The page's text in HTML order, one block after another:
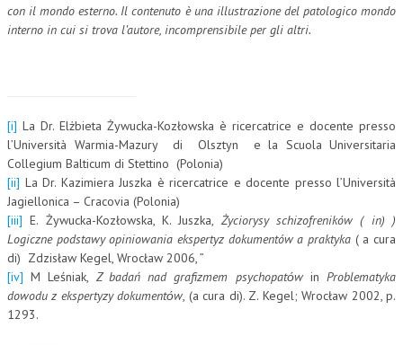
con il mondo esterno. Il contenuto è una illustrazione del patologico mondo
interno in cui si trova l’autore, incomprensibile per gli altri.
[i] La Dr. Elżbieta Żywucka-Kozłowska è ricercatrice e docente presso
l’Università Warmia-Mazury di Olsztyn e la Scuola Universitaria
Collegium Balticum di Stettino (Polonia)
[ii] La Dr. Kazimiera Juszka è ricercatrice e docente presso l’Università
Jagiellonica – Cracovia (Polonia)
[iii] E. Żywucka-Kozłowska, K. Juszka, Życiorysy schizofreników ( in) )
Logiczne podstawy opiniowania ekspertyz dokumentów a praktyka ( a cura
di) Zdzisław Kegel, Wrocław 2006, ”
[iv] M Leśniak, Z badań nad grafizmem psychopatόwinProblematyka
dowodu z ekspertyzy dokumentόw, (a cura di). Z. Kegel; Wrocław 2002, p.
1293.